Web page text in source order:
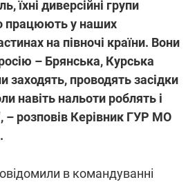
їхні диверсійні групи
працюють у наших
на півночі країни. Вони
– Брянська, Курська
заходять, проводять засідки
навіть нальоти роблять і
– розповів Керівник ГУР МО
в командуванні